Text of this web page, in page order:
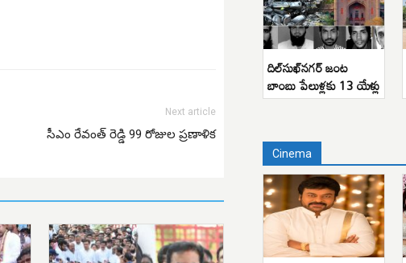
Next article
సీఎం రేవంత్ రెడ్డి 99 రోజుల ప్రణాళిక
దిల్‌సుఖ్‌నగర్ జంట
బాంబు పేలుళ్లకు 13 యేళ్లు
Cinema